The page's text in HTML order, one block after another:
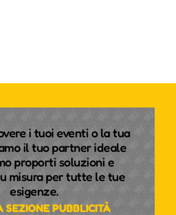
i tuoi eventi o la tua
il tuo partner ideale
proporti soluzioni e
misura per tutte le tue
esigenze.
SEZIONE PUBBLICITÀ